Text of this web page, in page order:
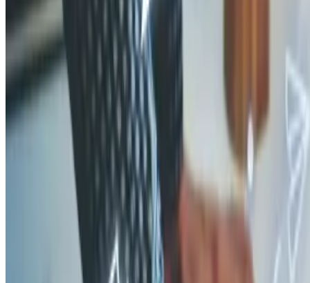
использовать ЭКГ-рейтинг ответственного бизнеса для
оценки юрлиц и ИП по единым критериям скоринга и
анкетирования 📊✅. Это значит, что результаты ЭКГ-рейтинга
станут частью госмониторинга и влиять будут на доступ к
госзакупкам, льготам и преференциям.
Также вы можете использовать его при проявлении должной
осмотрительности к своим контрагентам.
🔍 Что выяснили?
Эксперты ФНС и оперативные службы объединят:
➕ Скоринг (0–100 баллов) – анализ публичных данных:
отчётность, налоги, расчёты ФНС.
➕ Анкетирование (0–50 баллов) – оценка экологических,
социальных и кадровых инициатив.
➕ Дополнительные баллы (до 10) – участие в отраслевых и
деловых объединениях 🌿👷‍♀️🎗.